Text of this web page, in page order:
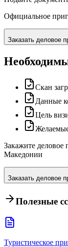
Официальное
Заказать деловое
Скан
Данные
Цель
Закажите деловое
Македонии
Заказать деловое
Полезные
Туристическое